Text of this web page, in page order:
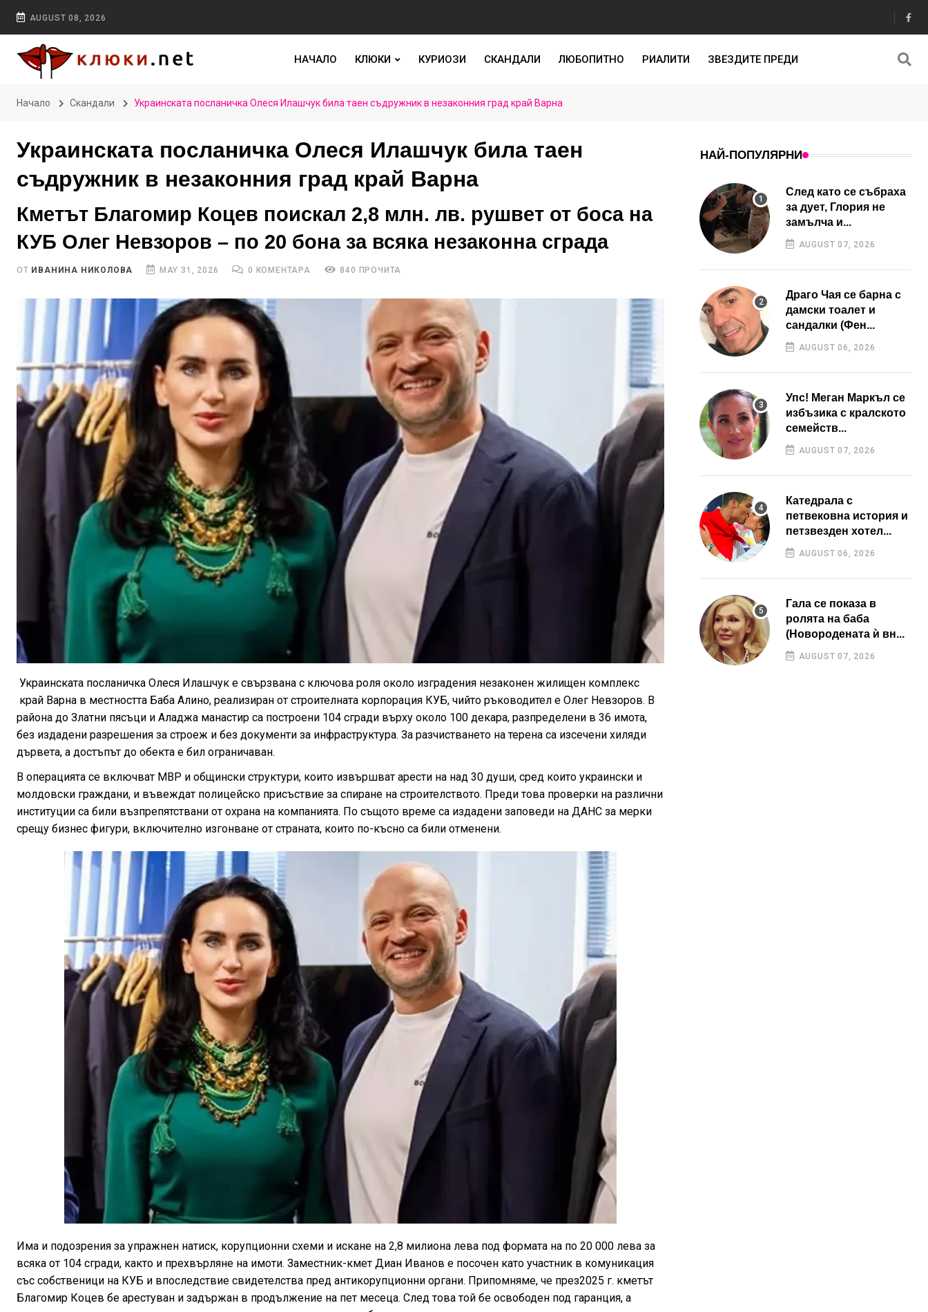
AUGUST 08, 2026
НАЧАЛО КЛЮКИ КУРИОЗИ СКАНДАЛИ ЛЮБОПИТНО РИАЛИТИ ЗВЕЗДИТЕ ПРЕДИ
Начало Скандали Украинската посланичка Олеся Илашчук била таен съдружник в незаконния град край Варна
Украинската посланичка Олеся Илашчук била таен
съдружник в незаконния град край Варна
Кметът Благомир Коцев поискал 2,8 млн. лв. рушвет от боса на
КУБ Олег Невзоров – по 20 бона за всяка незаконна сграда
ОТ ИВАНИНА НИКОЛОВА MAY 31, 2026 0 КОМЕНТАРА 840 ПРОЧИТА
Украинската посланичка Олеся Илашчук е свързвана с ключова роля около изградения незаконен жилищен комплекс
край Варна в местността Баба Алино, реализиран от строителната корпорация КУБ, чийто ръководител е Олег Невзоров. В
района до Златни пясъци и Аладжа манастир са построени 104 сгради върху около 100 декара, разпределени в 36 имота,
без издадени разрешения за строеж и без документи за инфраструктура. За разчистването на терена са изсечени хиляди
дървета, а достъпът до обекта е бил ограничаван.
В операцията се включват МВР и общински структури, които извършват арести на над 30 души, сред които украински и
молдовски граждани, и въвеждат полицейско присъствие за спиране на строителството. Преди това проверки на различни
институции са били възпрепятствани от охрана на компанията. По същото време са издадени заповеди на ДАНС за мерки
срещу бизнес фигури, включително изгонване от страната, които по-късно са били отменени.
Има и подозрения за упражнен натиск, корупционни схеми и искане на 2,8 милиона лева под формата на по 20 000 лева за
всяка от 104 сгради, както и прехвърляне на имоти. Заместник-кмет Диан Иванов е посочен като участник в комуникация
със собственици на КУБ и впоследствие свидетелства пред антикорупционни органи. Припомняме, че през2025 г. кметът
Благомир Коцев бе арестуван и задържан в продължение на пет месеца. След това той бе освободен под гаранция, а
НАЙ-ПОПУЛЯРНИ
След като се събраха
за дует, Глория не
замълча и...
AUGUST 07, 2026
Драго Чая се барна с
дамски тоалет и
сандалки (Фен...
AUGUST 06, 2026
Упс! Меган Маркъл се
избъзика с кралското
семейств...
AUGUST 07, 2026
Катедрала с
петвековна история и
петзвезден хотел...
AUGUST 06, 2026
Гала се показа в
ролята на баба
(Новородената ѝ вн...
AUGUST 07, 2026